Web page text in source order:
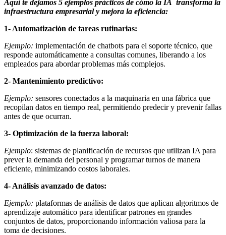
Aquí te dejamos 5 ejemplos prácticos de cómo la IA transforma la
infraestructura empresarial y mejora la eficiencia:
1- Automatización de tareas rutinarias:
Ejemplo: implementación de chatbots para el soporte técnico, que
responde automáticamente a consultas comunes, liberando a los
empleados para abordar problemas más complejos.
2- Mantenimiento predictivo:
Ejemplo: sensores conectados a la maquinaria en una fábrica que
recopilan datos en tiempo real, permitiendo predecir y prevenir fallas
antes de que ocurran.
3- Optimización de la fuerza laboral:
Ejemplo: sistemas de planificación de recursos que utilizan IA para
prever la demanda del personal y programar turnos de manera
eficiente, minimizando costos laborales.
4- Análisis avanzado de datos:
Ejemplo: plataformas de análisis de datos que aplican algoritmos de
aprendizaje automático para identificar patrones en grandes
conjuntos de datos, proporcionando información valiosa para la
toma de decisiones.